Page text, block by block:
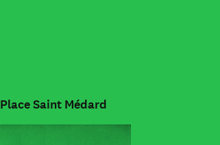
Place Saint Médard